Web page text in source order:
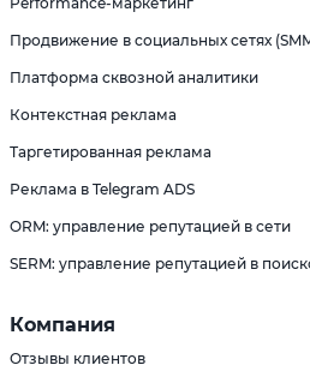
Продвижение в социальных сетях
Платформа сквозной аналитики
Контекстная реклама
Таргетированная реклама
Реклама в Telegram ADS
ORM: управление репутацией в сети
SERM: управление репутацией в
Компания
Отзывы клиентов